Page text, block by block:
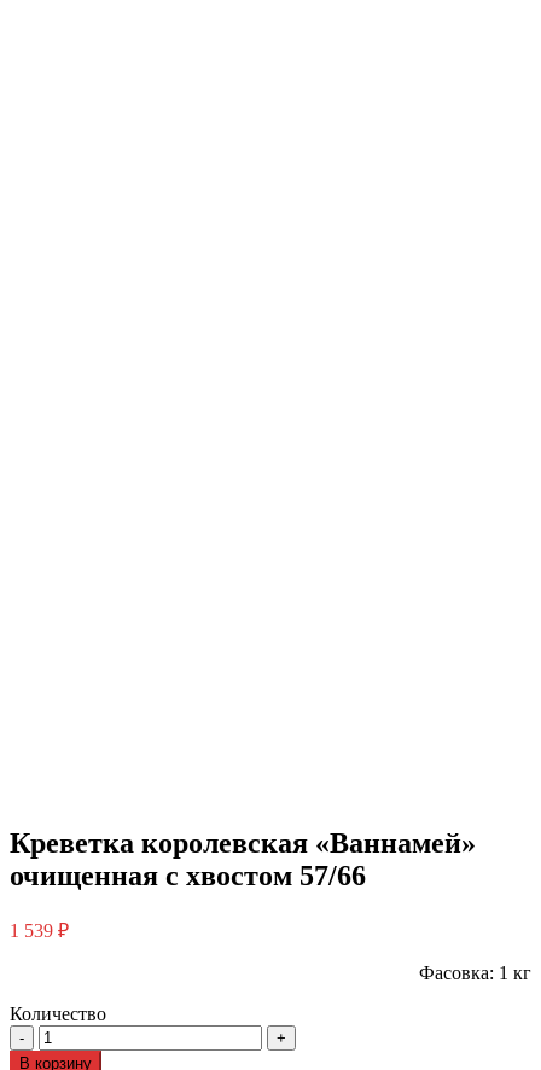
Креветка королевская «Ваннамей»
очищенная с хвостом 57/66
1 539 ₽
Фасовка: 1 кг
Количество
В корзину